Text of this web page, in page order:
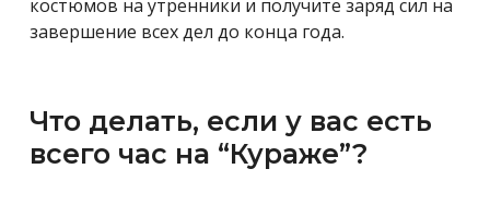
костюмов на утренники и получите заряд сил на
завершение всех дел до конца года.
Что делать, если у вас есть
всего час на “Кураже”?